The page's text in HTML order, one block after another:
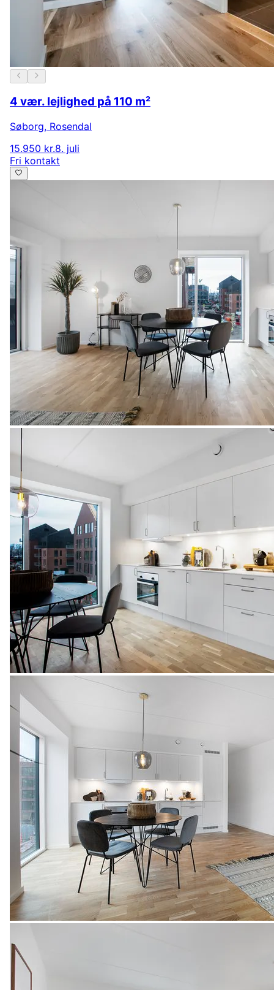
4 vær. lejlighed på 110 m²
Søborg, Rosendal
15.950 kr.8. juli
Fri kontakt